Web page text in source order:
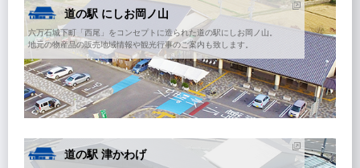
道の駅 にしお岡ノ山
六万石城下町「西尾」をコンセプトに造られた道の駅にしお岡ノ山。
地元の物産品の販売地域情報や観光行事のご案内も致します。
道の駅 津かわげ